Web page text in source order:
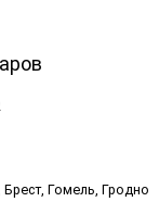
Гомель, Гродно